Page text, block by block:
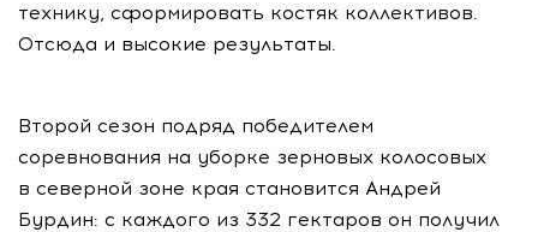
технику, сформировать костяк коллективов.
Отсюда и высокие результаты.
Второй сезон подряд победителем
соревнования на уборке зерновых колосовых
в северной зоне края становится Андрей
Бурдин: с каждого из 332 гектаров он получил